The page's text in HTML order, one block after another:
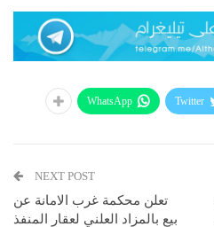
Twitter
WhatsApp
NEXT POST
تعلن محكمة غرب الامانة عن
بيع بالمزاد العلني لعقار المنفذ